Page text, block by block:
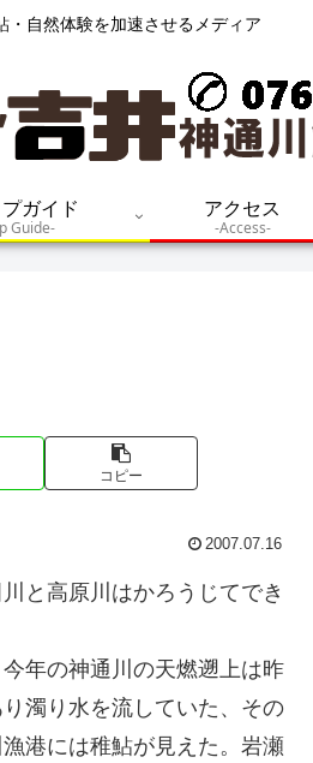
・自然体験を加速させるメディア
ガイド
Guide-
アクセス
-Access-
コピー
2007.07.16
と高原川はかろうじてでき
年の神通川の天燃遡上は昨
濁り水を流していた、その
港には稚鮎が見えた。岩瀬